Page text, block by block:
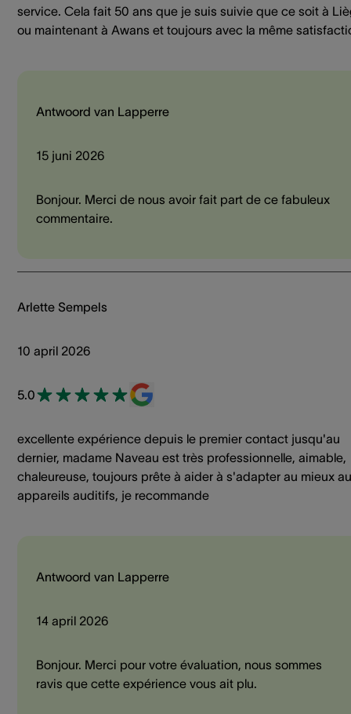
service. Cela fait 50 ans que je suis suivie que ce soit à
ou maintenant à Awans et toujours avec la même
Antwoord van Lapperre
15 juni 2026
Bonjour. Merci de nous avoir fait part de ce fabuleux
commentaire.
Arlette Sempels
10 april 2026
5.0
excellente expérience depuis le premier contact jusqu'au
dernier, madame Naveau est très professionnelle, aimable,
chaleureuse, toujours prête à aider à s'adapter au mieux
appareils auditifs, je recommande
Antwoord van Lapperre
14 april 2026
Bonjour. Merci pour votre évaluation, nous sommes
ravis que cette expérience vous ait plu.